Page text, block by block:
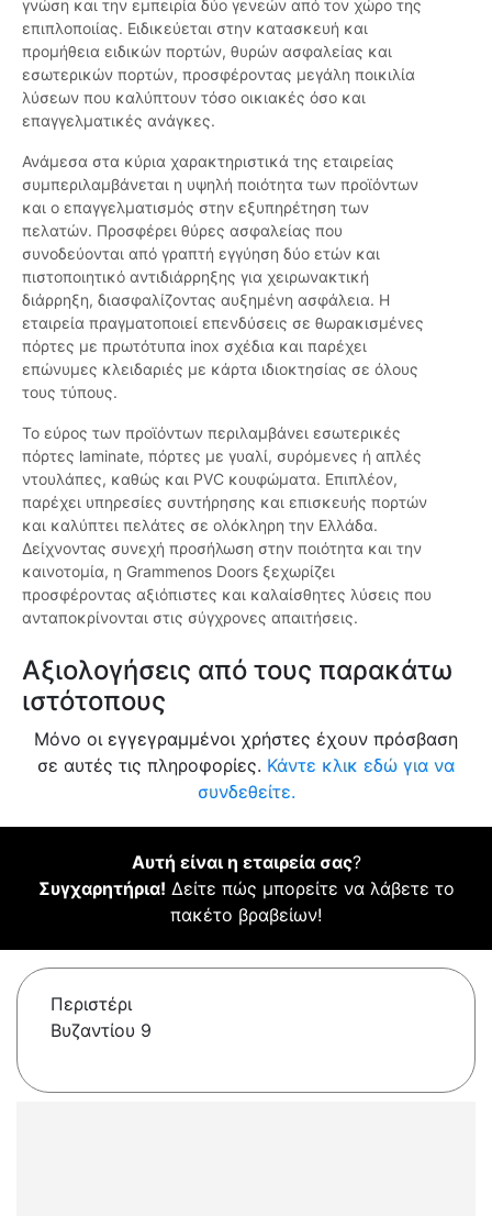
γνώση και την εμπειρία δύο γενεών από τον χώρο της
επιπλοποιίας. Ειδικεύεται στην κατασκευή και
προμήθεια ειδικών πορτών, θυρών ασφαλείας και
εσωτερικών πορτών, προσφέροντας μεγάλη ποικιλία
λύσεων που καλύπτουν τόσο οικιακές όσο και
επαγγελματικές ανάγκες.
Ανάμεσα στα κύρια χαρακτηριστικά της εταιρείας
συμπεριλαμβάνεται η υψηλή ποιότητα των προϊόντων
και ο επαγγελματισμός στην εξυπηρέτηση των
πελατών. Προσφέρει θύρες ασφαλείας που
συνοδεύονται από γραπτή εγγύηση δύο ετών και
πιστοποιητικό αντιδιάρρηξης για χειρωνακτική
διάρρηξη, διασφαλίζοντας αυξημένη ασφάλεια. Η
εταιρεία πραγματοποιεί επενδύσεις σε θωρακισμένες
πόρτες με πρωτότυπα inox σχέδια και παρέχει
επώνυμες κλειδαριές με κάρτα ιδιοκτησίας σε όλους
τους τύπους.
Το εύρος των προϊόντων περιλαμβάνει εσωτερικές
πόρτες laminate, πόρτες με γυαλί, συρόμενες ή απλές
ντουλάπες, καθώς και PVC κουφώματα. Επιπλέον,
παρέχει υπηρεσίες συντήρησης και επισκευής πορτών
και καλύπτει πελάτες σε ολόκληρη την Ελλάδα.
Δείχνοντας συνεχή προσήλωση στην ποιότητα και την
καινοτομία, η Grammenos Doors ξεχωρίζει
προσφέροντας αξιόπιστες και καλαίσθητες λύσεις που
ανταποκρίνονται στις σύγχρονες απαιτήσεις.
Αξιολογήσεις από τους παρακάτω
ιστότοπους
Μόνο οι εγγεγραμμένοι χρήστες έχουν πρόσβαση
σε αυτές τις πληροφορίες. Κάντε κλικ εδώ για να
συνδεθείτε.
Αυτή είναι η εταιρεία σας?
Συγχαρητήρια! Δείτε πώς μπορείτε να λάβετε το
πακέτο βραβείων!
Περιστέρι
Βυζαντίου 9